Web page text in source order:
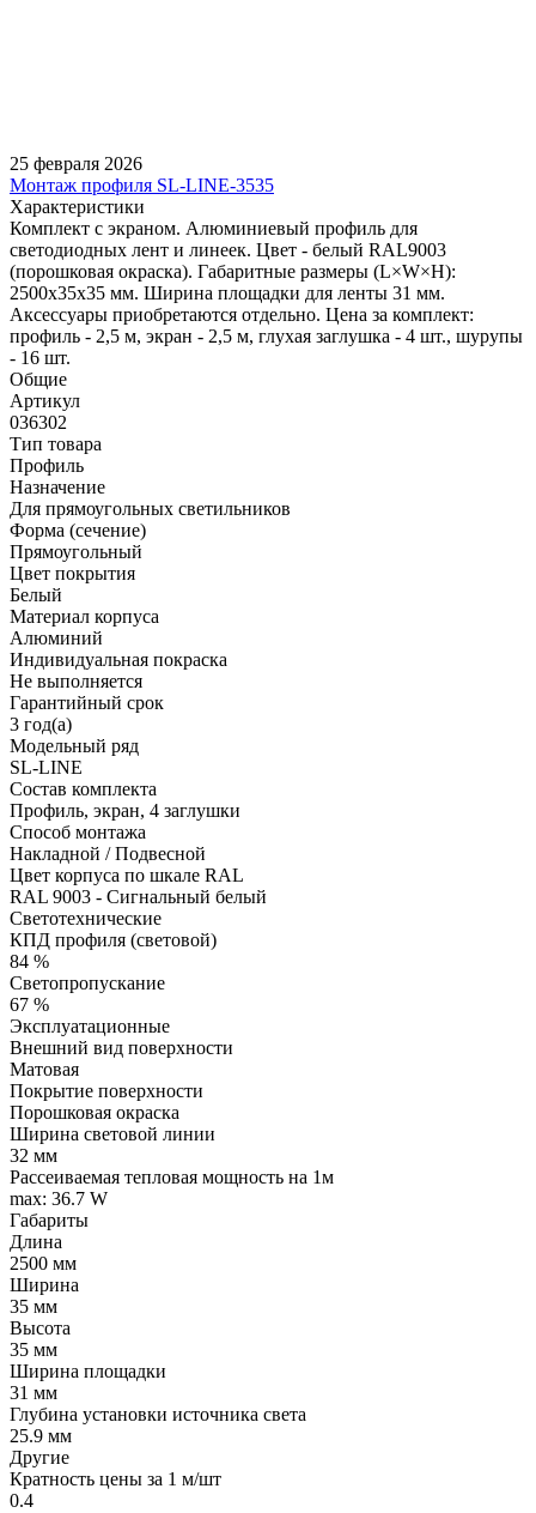
25 февраля 2026
Монтаж профиля SL-LINE-3535
Характеристики
Комплект с экраном. Алюминиевый профиль для
светодиодных лент и линеек. Цвет - белый RAL9003
(порошковая окраска). Габаритные размеры (L×W×H):
2500x35x35 мм. Ширина площадки для ленты 31 мм.
Аксессуары приобретаются отдельно. Цена за комплект:
профиль - 2,5 м, экран - 2,5 м, глухая заглушка - 4 шт., шурупы
- 16 шт.
Общие
Артикул
036302
Тип товара
Профиль
Назначение
Для прямоугольных светильников
Форма (сечение)
Прямоугольный
Цвет покрытия
Белый
Материал корпуса
Алюминий
Индивидуальная покраска
Не выполняется
Гарантийный срок
3 год(а)
Модельный ряд
SL-LINE
Состав комплекта
Профиль, экран, 4 заглушки
Способ монтажа
Накладной / Подвесной
Цвет корпуса по шкале RAL
RAL 9003 - Сигнальный белый
Светотехнические
КПД профиля (cветовой)
84 %
Светопропускание
67 %
Эксплуатационные
Внешний вид поверхности
Матовая
Покрытие поверхности
Порошковая окраска
Ширина световой линии
32 мм
Рассеиваемая тепловая мощность на 1м
max: 36.7 W
Габариты
Длина
2500 мм
Ширина
35 мм
Высота
35 мм
Ширина площадки
31 мм
Глубина установки источника света
25.9 мм
Другие
Кратность цены за 1 м/шт
0.4